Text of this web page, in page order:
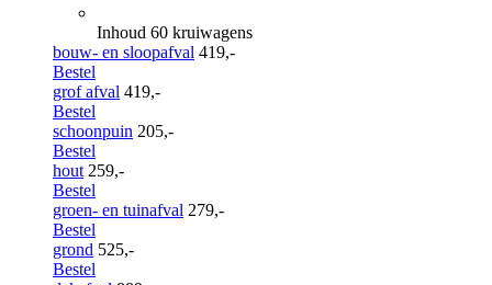
Inhoud 60 kruiwagens
bouw- en sloopafval 419,-
Bestel
grof afval 419,-
Bestel
schoonpuin 205,-
Bestel
hout 259,-
Bestel
groen- en tuinafval 279,-
Bestel
grond 525,-
Bestel